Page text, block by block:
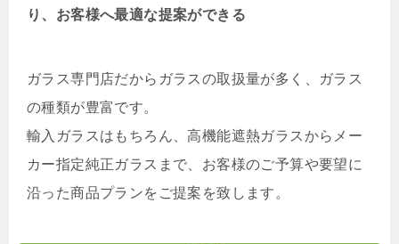
り、お客様へ最適な提案ができる
ガラス専門店だからガラスの取扱量が多く、ガラス
の種類が豊富です。
輸入ガラスはもちろん、高機能遮熱ガラスからメー
カー指定純正ガラスまで、お客様のご予算や要望に
沿った商品プランをご提案を致します。